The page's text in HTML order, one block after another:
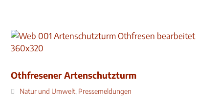
Othfresener Artenschutzturm
Natur und Umwelt, Pressemeldungen